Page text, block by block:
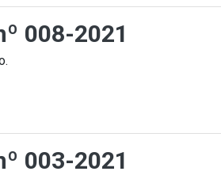
008-2021
003-2021